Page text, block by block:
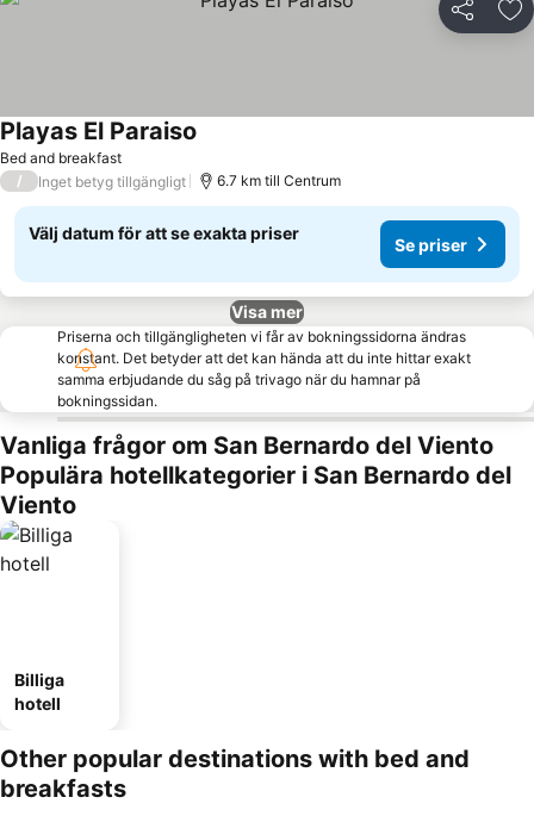
Dela
Bed and breakfast
Playas El Paraiso
/ Inget betyg tillgängligt 6.7 km till Centrum
Välj datum för att se exakta priser
Se priser
Visa mer
Priserna och tillgängligheten vi får av bokningssidorna ändras
konstant. Det betyder att det kan hända att du inte hittar exakt
samma erbjudande du såg på trivago när du hamnar på
bokningssidan.
Vanliga frågor om San Bernardo del Viento
Populära hotellkategorier i San Bernardo del
Viento
Billiga
hotell
Other popular destinations with bed and
breakfasts